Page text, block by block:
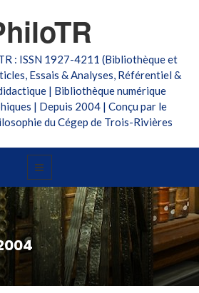
: ISSN 1927-4211 (Bibliothèque et
Essais & Analyses, Référentiel &
| Bibliothèque numérique
| Depuis 2004 | Conçu par le
du Cégep de Trois-Rivières